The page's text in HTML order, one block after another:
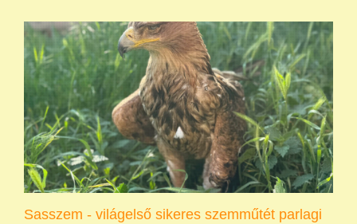
Sasszem - világelső sikeres szemműtét parlagi